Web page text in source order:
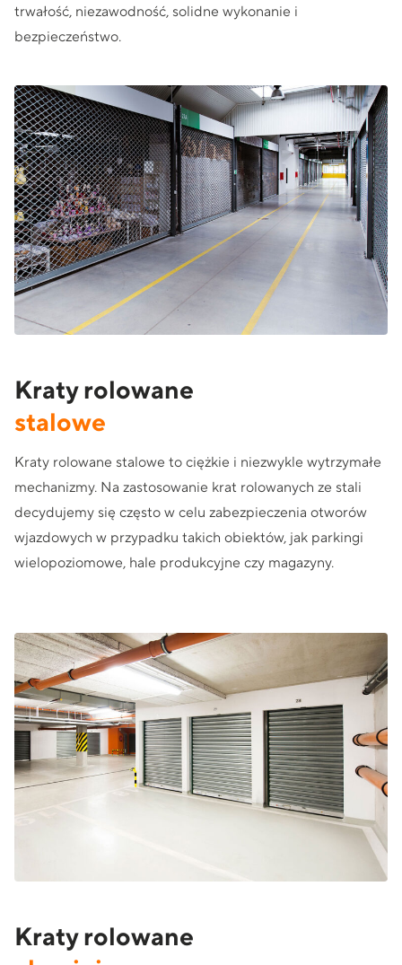
trwałość, niezawodność, solidne wykonanie i
bezpieczeństwo.
Kraty rolowane
stalowe
Kraty rolowane stalowe to ciężkie i niezwykle wytrzymałe
mechanizmy. Na zastosowanie krat rolowanych ze stali
decydujemy się często w celu zabezpieczenia otworów
wjazdowych w przypadku takich obiektów, jak parkingi
wielopoziomowe, hale produkcyjne czy magazyny.
Kraty rolowane